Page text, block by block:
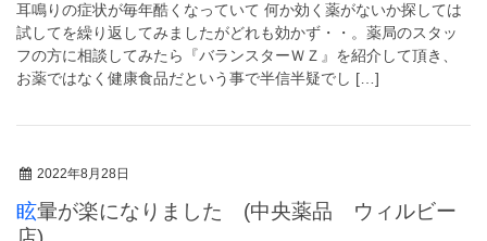
耳鳴りの症状が毎年酷くなっていて 何か効く薬がないか探しては
試してを繰り返してみましたがどれも効かず・・。薬局のスタッ
フの方に相談してみたら『バランスターＷＺ』を紹介して頂き、
お薬ではなく健康食品だという事で半信半疑でし […]
2022年8月28日
眩暈が楽になりました (中央薬品 ウィルビー